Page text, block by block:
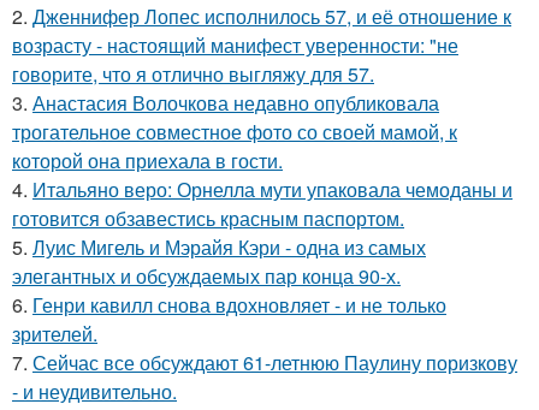
2. Дженнифер Лопес исполнилось 57, и её отношение к
возрасту - настоящий манифест уверенности: "не
говорите, что я отлично выгляжу для 57.
3. Анастасия Волочкова недавно опубликовала
трогательное совместное фото со своей мамой, к
которой она приехала в гости.
4. Итальяно веро: Орнелла мути упаковала чемоданы и
готовится обзавестись красным паспортом.
5. Луис Мигель и Мэрайя Кэри - одна из самых
элегантных и обсуждаемых пар конца 90-х.
6. Генри кавилл снова вдохновляет - и не только
зрителей.
7. Сейчас все обсуждают 61-летнюю Паулину поризкову
- и неудивительно.